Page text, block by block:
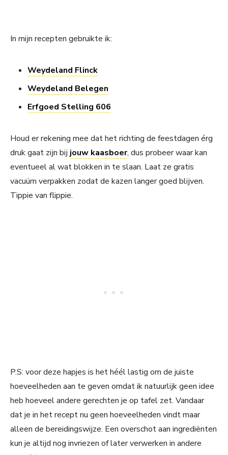
In mijn recepten gebruikte ik:
Weydeland Flinck
Weydeland Belegen
Erfgoed Stelling 606
Houd er rekening mee dat het richting de feestdagen érg
druk gaat zijn bij jouw kaasboer, dus probeer waar kan
eventueel al wat blokken in te slaan. Laat ze gratis
vacuüm verpakken zodat de kazen langer goed blijven.
Tippie van flippie.
P.S: voor deze hapjes is het héél lastig om de juiste
hoeveelheden aan te geven omdat ik natuurlijk geen idee
heb hoeveel andere gerechten je op tafel zet. Vandaar
dat je in het recept nu geen hoeveelheden vindt maar
alleen de bereidingswijze. Een overschot aan ingrediënten
kun je altijd nog invriezen of later verwerken in andere